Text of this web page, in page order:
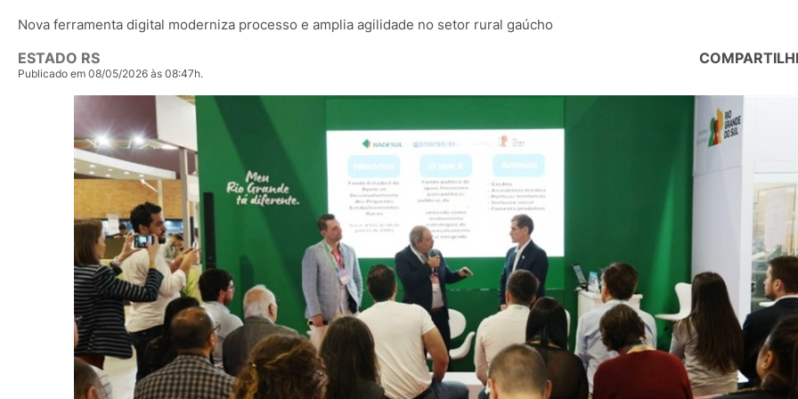
Nova ferramenta digital moderniza processo e amplia agilidade no setor rural gaúcho
ESTADO RS
Publicado em 08/05/2026 às 08:47h.